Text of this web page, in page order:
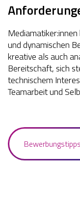
und dynamischen
kreative als auch
Bereitschaft, sich
technischem
Teamarbeit und
Bewerbungstipps